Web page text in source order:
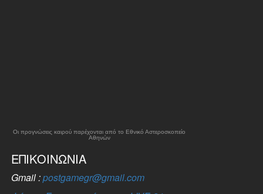
Οι προγνώσεις καιρού παρέχονται από το Εθνικό Αστεροσκοπείο
Αθηνών
ΕΠΙΚΟΙΝΩΝΊΑ
Gmail :postgamegr@gmail.com